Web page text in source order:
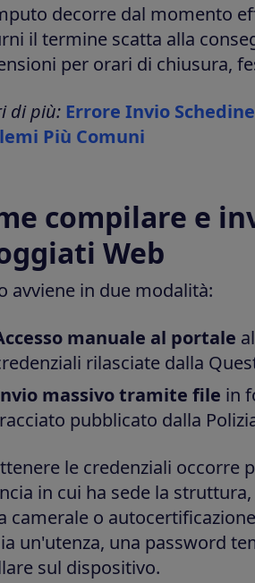
decorre dal momento
il termine scatta alla
per orari di chiusura,
di più: Errore Invio
Più Comuni
compilare e
Web
avviene in due modalità:
manuale al portale
rilasciate dalla
massivo tramite file in
pubblicato dalla
le credenziali occorre
in cui ha sede la
camerale o
un'utenza, una password
sul dispositivo.